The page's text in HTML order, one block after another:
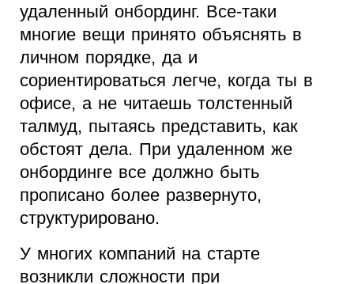
удаленный онбординг. Все-таки
многие вещи принято объяснять в
личном порядке, да и
сориентироваться легче, когда ты в
офисе, а не читаешь толстенный
талмуд, пытаясь представить, как
обстоят дела. При удаленном же
онбординге все должно быть
прописано более развернуто,
структурировано.
У многих компаний на старте
возникли сложности при